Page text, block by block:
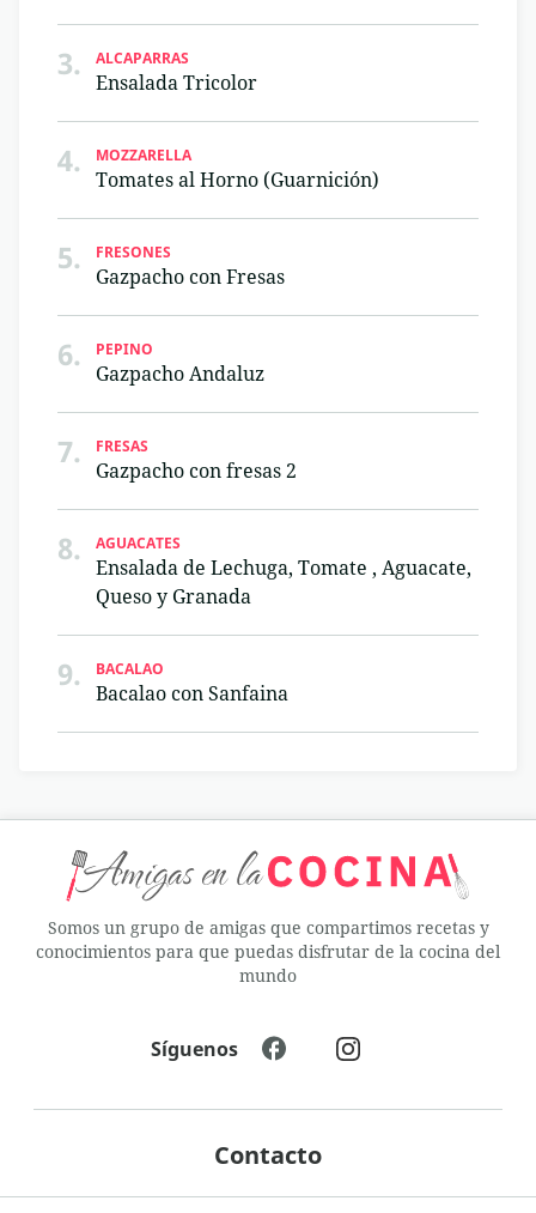
3. ALCAPARRAS
Ensalada Tricolor
4. MOZZARELLA
Tomates al Horno (Guarnición)
5. FRESONES
Gazpacho con Fresas
6. PEPINO
Gazpacho Andaluz
7. FRESAS
Gazpacho con fresas 2
8. AGUACATES
Ensalada de Lechuga, Tomate , Aguacate,
Queso y Granada
9. BACALAO
Bacalao con Sanfaina
Somos un grupo de amigas que compartimos recetas y
conocimientos para que puedas disfrutar de la cocina del
mundo
Contacto
Síguenos